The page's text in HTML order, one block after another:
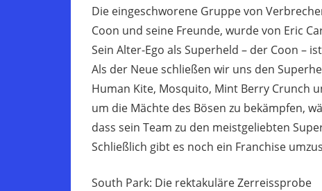
Die eingeschworene Gruppe von
Coon und seine Freunde, wurde von Eric
Sein Alter-Ego als Superheld – der Coon –
Als der Neue schließen wir uns den
Human Kite, Mosquito, Mint Berry Crunch
um die Mächte des Bösen zu bekämpfen,
dass sein Team zu den meistgeliebten
Schließlich gibt es noch ein Franchise
South Park: Die rektakuläre Zerreissprobe